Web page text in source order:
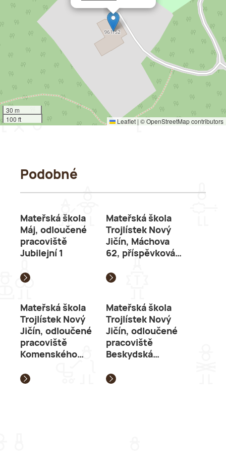
30 m
100 ft
Leaflet | ©OpenStreetMapcontributors
Podobné
Mateřská škola
Máj, odloučené
pracoviště
Jubilejní 1
Mateřská škola
Trojlístek Nový
Jičín, Máchova
62, příspěvková…
Mateřská škola
Trojlístek Nový
Jičín, odloučené
pracoviště
Komenského…
Mateřská škola
Trojlístek Nový
Jičín, odloučené
pracoviště
Beskydská…